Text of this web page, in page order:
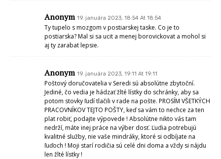
Anonym 19. januára 2023, 18:54 At 18:54
Ty tupelo s mozgom v postiarskej taske. Co je to
postiarska? Mal si sa ucit a menej borovickovat a mohol si
aj ty zarabat lepsie.
Anonym 19. januára 2023, 19:11 At 19:11
Poštový doručovatelia v Seredi sú absolútne zbytoční.
Jediné, čo vedia je hádzať žlté lístky do schránky, aby sa
potom stovky ľudí tlačili v rade na pošte. PROSÍM VŠETKÝCH
PRACOVNÍKOV TEJTO POŠTY, keď sa vám to nechce za ten
plat robiť, podajte výpovede ! Absolútne nikto vás tam
nedrží, máte inej práce na výber dosť. Ľudia potrebujú
kvalitné služby, nie vaše mindráky, ktoré si odbíjate na
ľuďoch ! Moji starí rodičia sú celé dni doma a vždy si nájdu
len žlté lístky !